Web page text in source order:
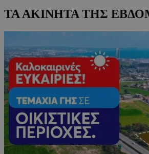
ΤΑ ΑΚΙΝΗΤΑ ΤΗΣ